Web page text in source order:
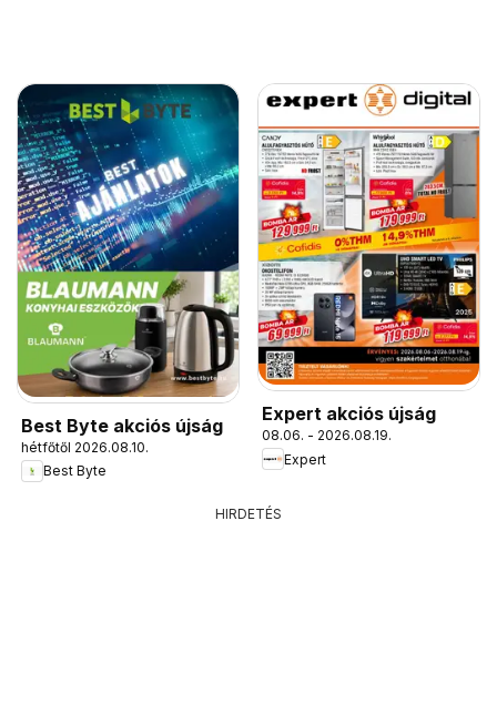
Best Byte akciós újság
hétfőtől 2026.08.10.
Best Byte
Expert akciós újság
08.06. - 2026.08.19.
Expert
HIRDETÉS